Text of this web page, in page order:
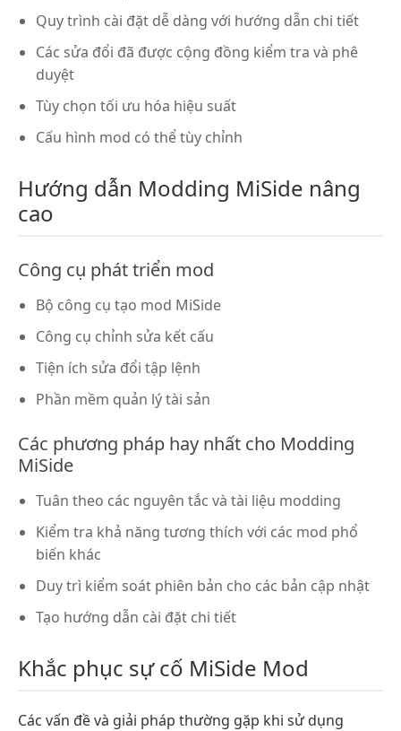
Quy trình cài đặt dễ dàng với hướng dẫn chi tiết
Các sửa đổi đã được cộng đồng kiểm tra và phê
duyệt
Tùy chọn tối ưu hóa hiệu suất
Cấu hình mod có thể tùy chỉnh
Hướng dẫn Modding MiSide nâng
cao
Công cụ phát triển mod
Bộ công cụ tạo mod MiSide
Công cụ chỉnh sửa kết cấu
Tiện ích sửa đổi tập lệnh
Phần mềm quản lý tài sản
Các phương pháp hay nhất cho Modding
MiSide
Tuân theo các nguyên tắc và tài liệu modding
Kiểm tra khả năng tương thích với các mod phổ
biến khác
Duy trì kiểm soát phiên bản cho các bản cập nhật
Tạo hướng dẫn cài đặt chi tiết
Khắc phục sự cố MiSide Mod
Các vấn đề và giải pháp thường gặp khi sử dụng